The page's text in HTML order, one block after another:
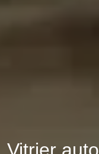
Vitrier